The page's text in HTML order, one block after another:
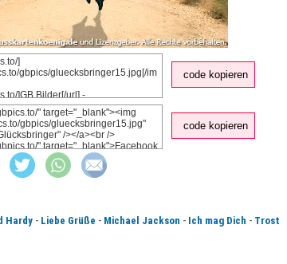
code kopieren
code kopieren
Hardy - Liebe Grüße - Michael Jackson - Ich mag Dich - Trost